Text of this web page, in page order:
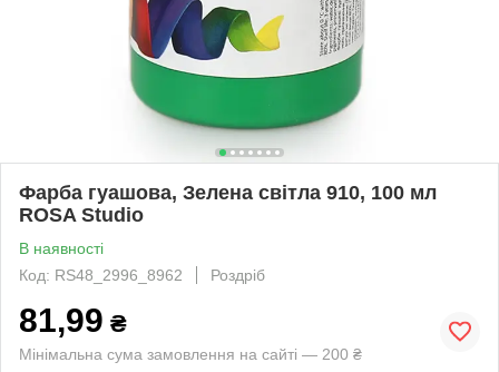
Фарба гуашова, Зелена світла 910, 100 мл
ROSA Studio
В наявності
Код: RS48_2996_8962
Роздріб
81,99 ₴
Мінімальна сума замовлення на сайті — 200 ₴